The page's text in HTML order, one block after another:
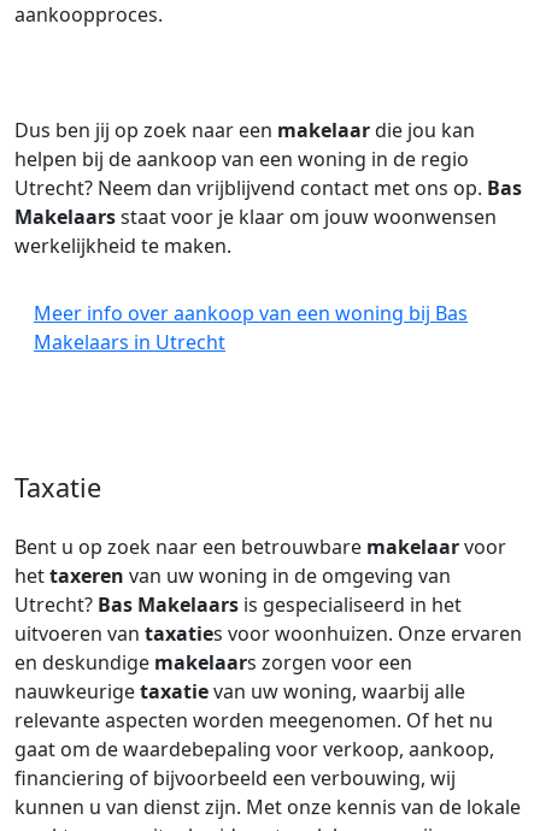
aankoopproces.
Dus ben jij op zoek naar een makelaardie jou kan
helpen bij de aankoop van een woning in de regio
Utrecht? Neem dan vrijblijvend contact met ons op. Bas
Makelaarsstaat voor je klaar om jouw woonwensen
werkelijkheid te maken.
Meer info over aankoop van een woning bij Bas
Makelaars in Utrecht
Taxatie
Bent u op zoek naar een betrouwbare makelaarvoor
hettaxeren van uw woning in de omgeving van
Utrecht? Bas Makelaars is gespecialiseerd in het
uitvoeren van taxaties voor woonhuizen. Onze ervaren
en deskundige makelaars zorgen voor een
nauwkeurigetaxatievan uw woning, waarbij alle
relevante aspecten worden meegenomen. Of het nu
gaat om de waardebepaling voor verkoop, aankoop,
financiering of bijvoorbeeld een verbouwing, wij
kunnen u van dienst zijn. Met onze kennis van de lokale